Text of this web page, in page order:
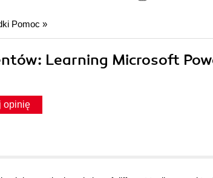
Pomoc »
Learning Microsoft
opinię